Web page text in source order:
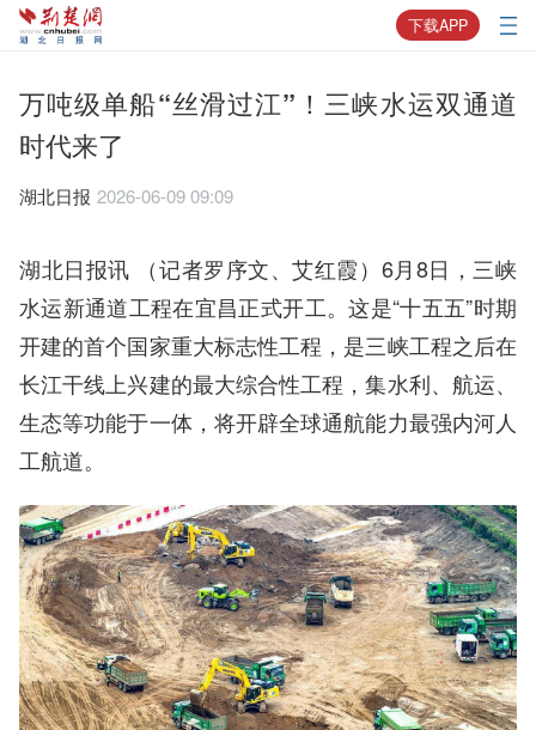
下载APP
万吨级单船“丝滑过江”！三峡水运双通道
时代来了
湖北日报 2026-06-09 09:09
湖北日报讯 （记者罗序文、艾红霞）6月8日，三峡
水运新通道工程在宜昌正式开工。这是“十五五”时期
开建的首个国家重大标志性工程，是三峡工程之后在
长江干线上兴建的最大综合性工程，集水利、航运、
生态等功能于一体，将开辟全球通航能力最强内河人
工航道。